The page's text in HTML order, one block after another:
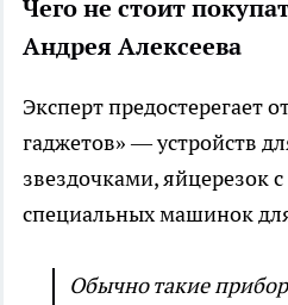
Чего не стоит
Андрея Алексеева
Эксперт предостерегает
гаджетов» — устройств
звездочками, яйцерезок
специальных машинок
Обычно такие